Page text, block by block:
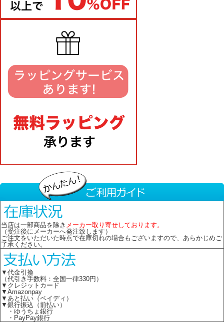
当店は一部商品を除き メーカー取り寄せしております。
（受注後にメーカーへ発注致します）
ご注文をいただいた時点で在庫切れの場合もございますので、あらかじめご
了承ください。
▼代金引換
（代引き手数料：全国一律330円）
▼クレジットカード
▼Amazonpay
▼あと払い（ペイディ）
▼銀行振込（前払い）
・ゆうちょ銀行
・PayPay銀行